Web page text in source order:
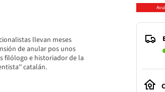
llevan meses
de anular pos unos
filólogo e historiador de la
catalán.